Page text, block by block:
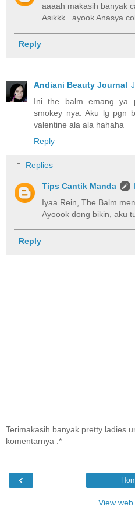
aaaah makasih banyak
Asikkk.. ayook Anasya
Reply
Andiani Beauty Journal
Ini the balm emang ya
smokey nya. Aku lg pgn
valentine ala ala hahaha
Reply
Replies
Tips Cantik Manda
Iyaa Rein, The Balm
Ayoook dong bikin, aku
Reply
Terimakasih banyak pretty ladies
komentarnya :*
‹
View